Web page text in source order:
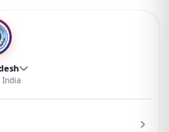
India